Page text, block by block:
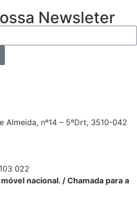
Newsleter
Almeida, nº14 – 5ºDrt, 3510-042
022
nacional. / Chamada para a